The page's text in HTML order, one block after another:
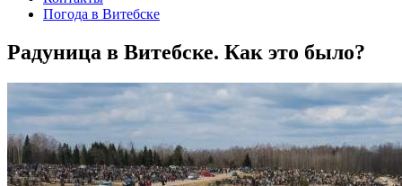
Погода в Витебске
Радуница в Витебске. Как это было?